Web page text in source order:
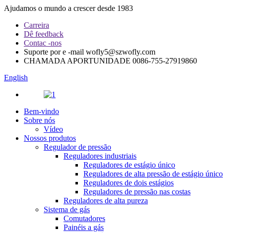
Ajudamos o mundo a crescer desde 1983
Carreira
Dê feedback
Contac -nos
Suporte por e -mail wofly5@szwofly.com
CHAMADA APORTUNIDADE 0086-755-27919860
English
Bem-vindo
Sobre nós
Vídeo
Nossos produtos
Regulador de pressão
Reguladores industriais
Reguladores de estágio único
Reguladores de alta pressão de estágio único
Reguladores de dois estágios
Reguladores de pressão nas costas
Reguladores de alta pureza
Sistema de gás
Comutadores
Painéis a gás